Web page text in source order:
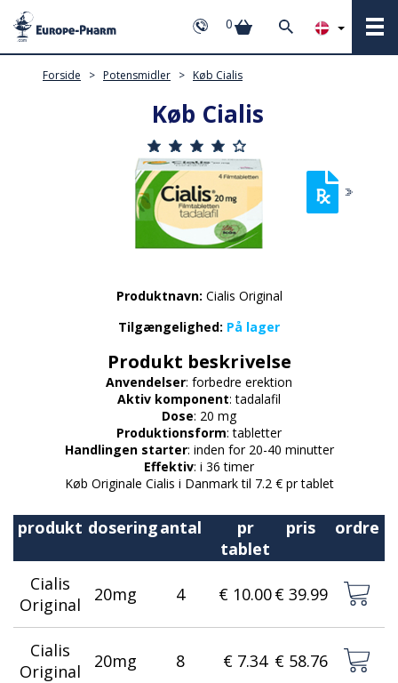
0
Forside > Potensmidler > Køb Cialis
Køb Cialis
Produktnavn: Cialis Original
Tilgængelighed: På lager
Produkt beskrivelse
Anvendelser: forbedre erektion
Aktiv komponent: tadalafil
Dose: 20 mg
Produktionsform: tabletter
Handlingen starter: inden for 20-40 minutter
Effektiv: i 36 timer
Køb Originale Cialis i Danmark til 7.2 € pr tablet
produkt doseringantal
pr
tablet
pris ordre
Cialis
Original
20mg 4 € 10.00€ 39.99
Cialis
Original
20mg 8 € 7.34 € 58.76